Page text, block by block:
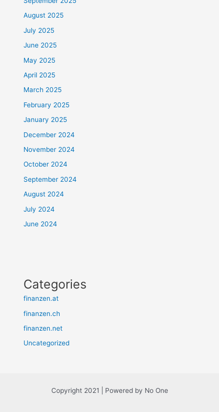
August 2025
July 2025
June 2025
May 2025
April 2025
March 2025
February 2025
January 2025
December 2024
November 2024
October 2024
September 2024
August 2024
July 2024
June 2024
Categories
finanzen.at
finanzen.ch
finanzen.net
Uncategorized
Copyright 2021 | Powered by No One